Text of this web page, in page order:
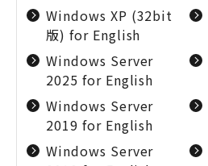
Windows XP (32bit
版) for English
Windows Server
2025 for English
Windows Server
2019 for English
Windows Server